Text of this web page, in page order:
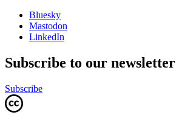
Bluesky
Mastodon
LinkedIn
Subscribe to our newsletter
Subscribe